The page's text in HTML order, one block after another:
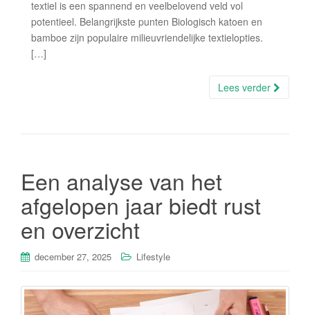
textiel is een spannend en veelbelovend veld vol
potentieel. Belangrijkste punten Biologisch katoen en
bamboe zijn populaire milieuvriendelijke textielopties.
[…]
Lees verder
Een analyse van het
afgelopen jaar biedt rust
en overzicht
december 27, 2025 Lifestyle